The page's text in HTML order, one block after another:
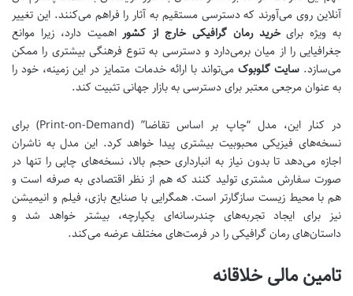
آنلاین روی می‌آورند که دسترسی مستقیم به آثار را فراهم می‌کنند. این تغییر
به ویژه برایخرید رمان گرافیکی خارج از کشور اهمیت دارد، زیرا موانع
جغرافیایی را از میان برمی‌دارد و دسترسی به تنوع فرهنگی بیشتری را ممکن
می‌سازد.سایت گلوبوک می‌تواند با ارائه خدمات متمایز در این زمینه، خود را
به عنوان مرجعی معتبر برای دسترسی به بازار جهانی تثبیت کند.
در کنار این، مدل “چاپ بر اساس تقاضا” (Print-on-Demand) برای
نسخه‌های فیزیکی محبوبیت بیشتری پیدا خواهد کرد. این مدل به ناشران
اجازه می‌دهد تا بدون نیاز به انبارداری حجم بالا، نسخه‌های چاپی را تنها در
صورت سفارش مشتری تولید کنند که هم از نظر اقتصادی به صرفه است و
هم با محیط زیست سازگارتر است. همگرایی با صنایع بازی، فیلم و انیمیشن
نیز برای ایجاد تجربه‌های چندرسانه‌ای یکپارچه، بیشتر خواهد شد و
داستان‌های رمان گرافیکی را در فرمت‌های مختلف عرضه می‌کند.
تامین مالی خلاقانه